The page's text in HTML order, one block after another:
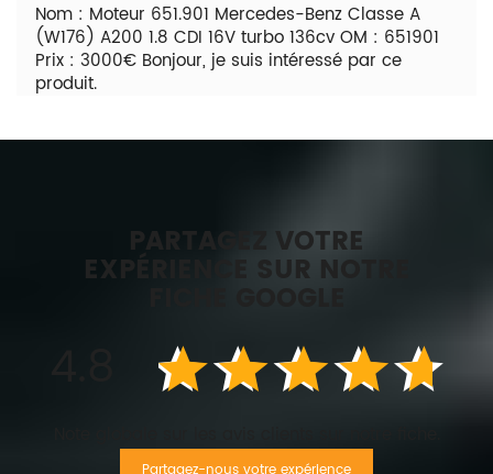
Nom : Moteur 651.901 Mercedes-Benz Classe A
(W176) A200 1.8 CDI 16V turbo 136cv OM : 651901
Prix : 3000€ Bonjour, je suis intéressé par ce
produit.
PARTAGEZ VOTRE
EXPÉRIENCE SUR NOTRE